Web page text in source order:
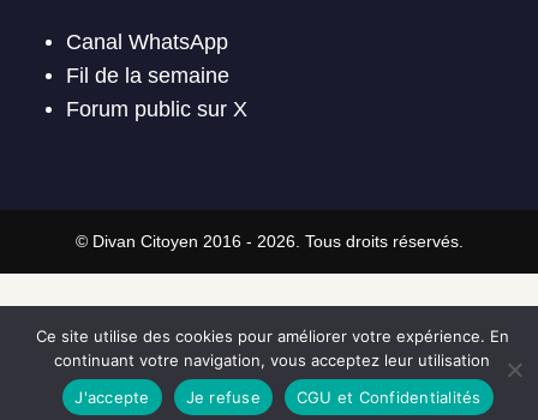
Canal WhatsApp
Fil de la semaine
Forum public sur X
© Divan Citoyen 2016 - 2026. Tous droits réservés.
Ce site utilise des cookies pour améliorer votre expérience. En
continuant votre navigation, vous acceptez leur utilisation
J'accepte
Je refuse CGU et Confidentialités